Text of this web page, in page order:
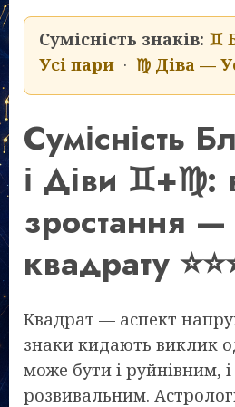
Сумісність знаків: ♊
Усі пари ·♍ Діва —
Сумісність
і Діви ♊+♍:
зростання —
квадрату
Квадрат — аспект
знаки кидають виклик
може бути і руйнівним,
розвивальним.